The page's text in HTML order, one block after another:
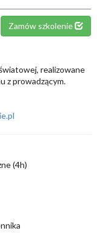
Zamów szkolenie
realizowane
z prowadzącym.
(4h)